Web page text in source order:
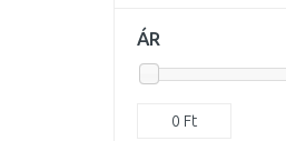
ÁR
0 Ft